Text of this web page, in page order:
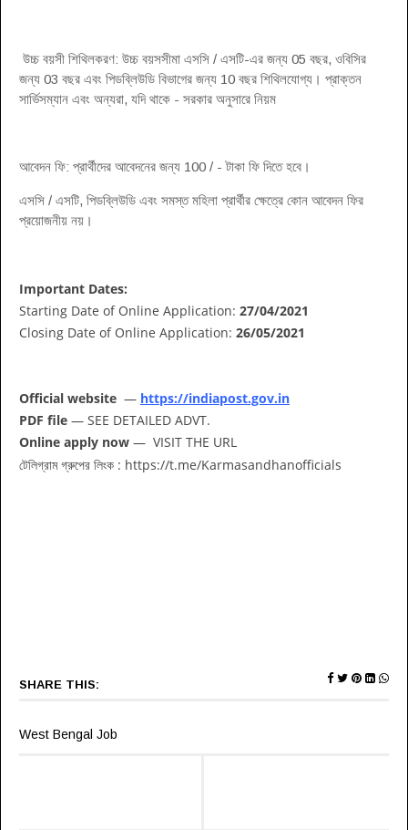
উচ্চ বয়সী শিথিলকরণ: উচ্চ বয়সসীমা এসসি / এসটি-এর জন্য 05 বছর, ওবিসির
জন্য 03 বছর এবং পিডব্লিউডি বিভাগের জন্য 10 বছর শিথিলযোগ্য। প্রাক্তন
সার্ভিসম্যান এবং অন্যরা, যদি থাকে - সরকার অনুসারে নিয়ম
আবেদন ফি: প্রার্থীদের আবেদনের জন্য 100 / - টাকা ফি দিতে হবে।
এসসি / এসটি, পিডব্লিউডি এবং সমস্ত মহিলা প্রার্থীর ক্ষেত্রে কোন আবেদন ফির
প্রয়োজনীয় নয়।
Important Dates:
Starting Date of Online Application: 27/04/2021
Closing Date of Online Application: 26/05/2021
Official website — https://indiapost.gov.in
PDF file — SEE DETAILED ADVT.
Online apply now — VISIT THE URL
টেলিগ্রাম গ্রুপের লিংক : https://t.me/Karmasandhanofficials
SHARE THIS:
West Bengal Job